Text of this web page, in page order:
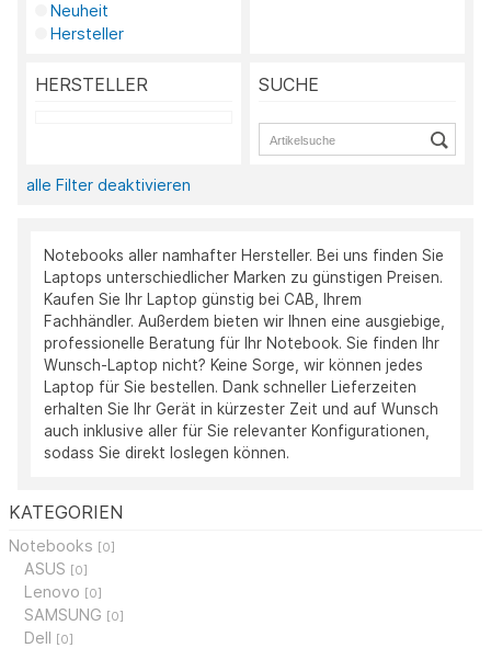
KATEGORIEN
Notebooks [0]
ASUS [0]
Lenovo [0]
SAMSUNG [0]
Dell [0]
Neuheit
Hersteller
HERSTELLER SUCHE
alle Filter deaktivieren
Notebooks aller namhafter Hersteller. Bei uns finden Sie
Laptops unterschiedlicher Marken zu günstigen Preisen.
Kaufen Sie Ihr Laptop günstig bei CAB, Ihrem
Fachhändler. Außerdem bieten wir Ihnen eine ausgiebige,
professionelle Beratung für Ihr Notebook. Sie finden Ihr
Wunsch-Laptop nicht? Keine Sorge, wir können jedes
Laptop für Sie bestellen. Dank schneller Lieferzeiten
erhalten Sie Ihr Gerät in kürzester Zeit und auf Wunsch
auch inklusive aller für Sie relevanter Konfigurationen,
sodass Sie direkt loslegen können.